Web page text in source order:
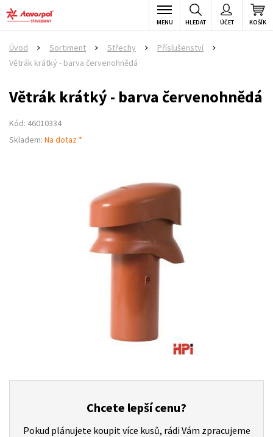
KOŠÍK
ÚČET
HLEDAT
MENU
Úvod Sortiment Střechy Příslušenství
Větrák krátký - barva červenohnědá
Větrák krátký - barva červenohnědá
Kód: 46010334
Skladem: Na dotaz *
Chcete lepší cenu?
Pokud plánujete koupit více kusů, rádi Vám zpracujeme